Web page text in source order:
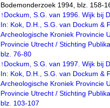
Bodemonderzoek 1994, blz. 158-
↑Dockum, S.G. van 1996. Wijk bij
In: Kok, D.H., S.G. van Dockum &
Archeologische Kroniek Provincie
Provincie Utrecht / Stichting
blz. 76-80
↑Dockum, S.G. van 1997. Wijk bij
In: Kok, D.H., S.G. van Dockum &
Archeologische Kroniek Provincie
Provincie Utrecht / Stichting
blz. 103-107